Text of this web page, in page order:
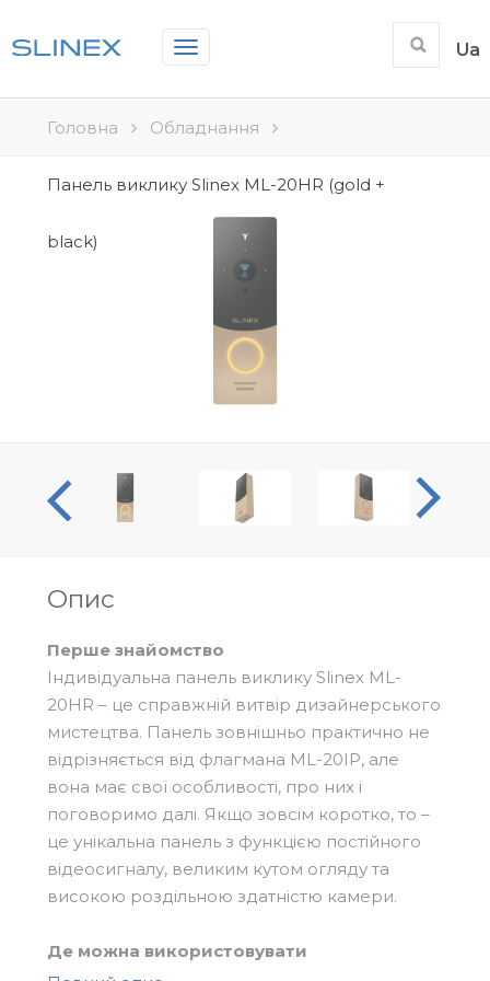
Toggle
navigation
Ua
Головна Обладнання
Панель виклику Slinex ML-20HR (gold +
black)
Опис
Перше знайомство
Індивідуальна панель виклику Slinex МL-
20HR – це справжній витвір дизайнерського
мистецтва. Панель зовнішньо практично не
відрізняється від флагмана ML-20IP, але
вона має свої особливості, про них і
поговоримо далі. Якщо зовсім коротко, то –
це унікальна панель з функцією постійного
відеосигналу, великим кутом огляду та
високою роздільною здатністю камери.
Де можна використовувати